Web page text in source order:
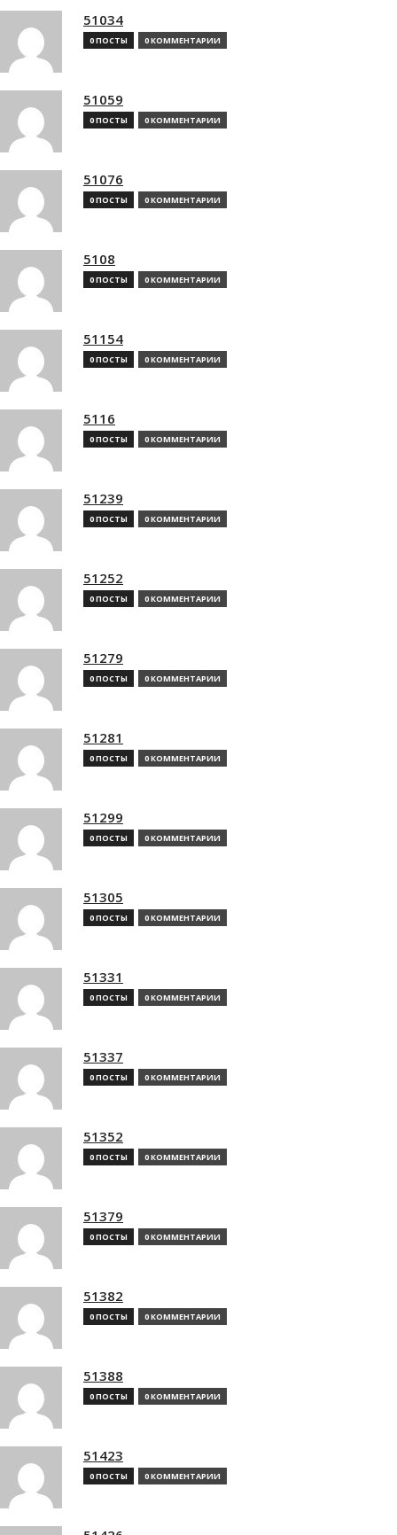
51034
0 ПОСТЫ 0 КОММЕНТАРИИ
51059
0 ПОСТЫ 0 КОММЕНТАРИИ
51076
0 ПОСТЫ 0 КОММЕНТАРИИ
5108
0 ПОСТЫ 0 КОММЕНТАРИИ
51154
0 ПОСТЫ 0 КОММЕНТАРИИ
5116
0 ПОСТЫ 0 КОММЕНТАРИИ
51239
0 ПОСТЫ 0 КОММЕНТАРИИ
51252
0 ПОСТЫ 0 КОММЕНТАРИИ
51279
0 ПОСТЫ 0 КОММЕНТАРИИ
51281
0 ПОСТЫ 0 КОММЕНТАРИИ
51299
0 ПОСТЫ 0 КОММЕНТАРИИ
51305
0 ПОСТЫ 0 КОММЕНТАРИИ
51331
0 ПОСТЫ 0 КОММЕНТАРИИ
51337
0 ПОСТЫ 0 КОММЕНТАРИИ
51352
0 ПОСТЫ 0 КОММЕНТАРИИ
51379
0 ПОСТЫ 0 КОММЕНТАРИИ
51382
0 ПОСТЫ 0 КОММЕНТАРИИ
51388
0 ПОСТЫ 0 КОММЕНТАРИИ
51423
0 ПОСТЫ 0 КОММЕНТАРИИ